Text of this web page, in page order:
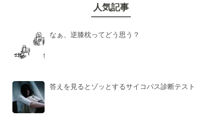
人気記事
なぁ、逆膝枕ってどう思う？
答えを見るとゾッとするサイコパス診断テスト